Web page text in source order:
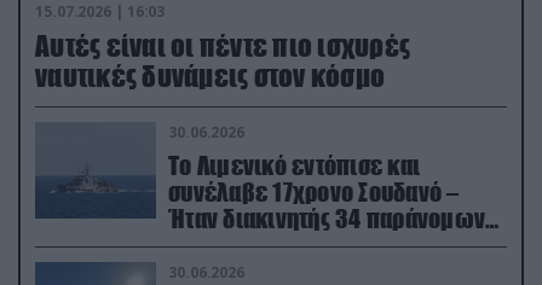
15.07.2026 | 16:03
Aυτές είναι οι πέντε πιο ισχυρές
ναυτικές δυνάμεις στον κόσμο
30.06.2026
Το Λιμενικό εντόπισε και
συνέλαβε 17χρονο Σουδανό –
Ήταν διακινητής 34 παράνομων
μεταναστών
30.06.2026